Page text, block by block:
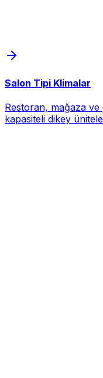
Salon Tipi Klimalar
Restoran, mağaza
kapasiteli dikey